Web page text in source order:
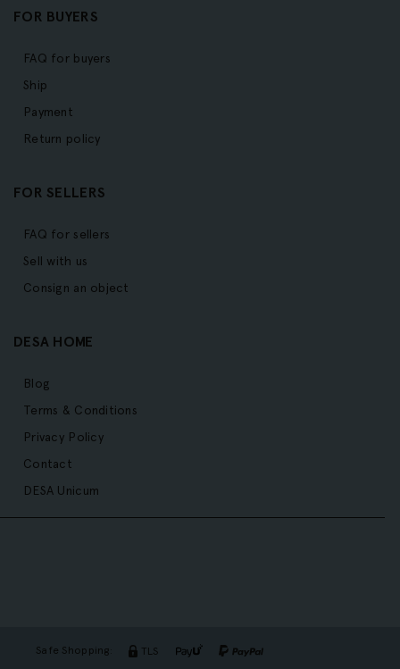
FOR BUYERS
FAQ for buyers
Ship
Payment
Return policy
FOR SELLERS
FAQ for sellers
Sell with us
Consign an object
DESA HOME
Blog
Terms & Conditions
Privacy Policy
Contact
DESA Unicum
Safe Shopping: TLS